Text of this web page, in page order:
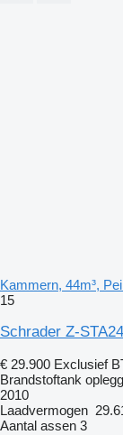
Kammern, 44m³,
15
Schrader Z-
€ 29.900 Exclusief
Brandstoftank
2010
Laadvermogen
Aantal assen 3